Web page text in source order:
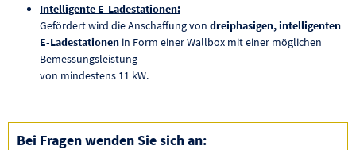
Intelligente E-Ladestationen:
Gefördert wird die Anschaffung von dreiphasigen, intelligenten
E-Ladestationen in Form einer Wallbox mit einer möglichen
Bemessungsleistung
von mindestens 11 kW.
Bei Fragen wenden Sie sich an: